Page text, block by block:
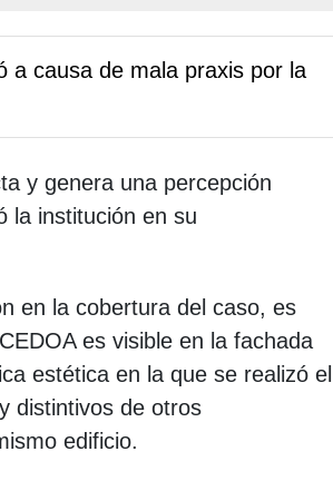
a causa de mala praxis por la
y genera una percepción
la institución en su
en la cobertura del caso, es
es visible en la fachada
estética en la que se realizó el
distintivos de otros
edificio.